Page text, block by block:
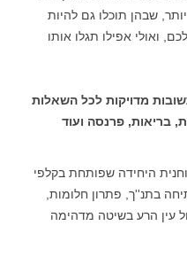
שבהן תוכלו גם להיות
ואולי אפילו תגלו אותו
מדויקות לכל השאלות
בריאות, פרנסה ועוד
היחידה שפותחת בקלפי
בתנ''ך, פתרון חלומות,
עין הרע בשיטה מדהימה